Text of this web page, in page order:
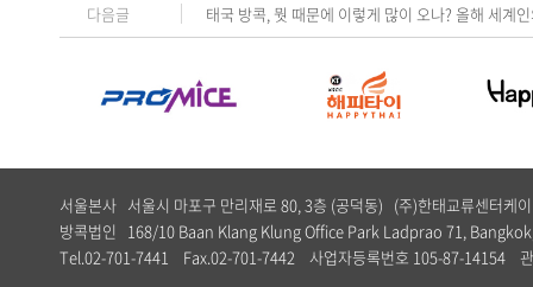
다음글 태국 방콕, 뭣 때문에 이렇게 많이 오나? 올해 세계
서울본사 서울시 마포구 만리재로 80, 3층 (공덕동) (주)한태교류센터케
방콕법인 168/10 Baan Klang Klung Office Park Ladprao 71,
Tel.02-701-7441 Fax.02-701-7442 사업자등록번호 105-87-14154